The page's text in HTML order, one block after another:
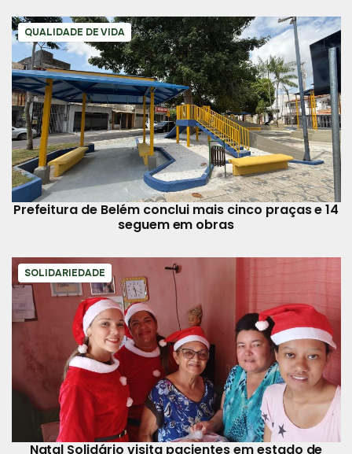
QUALIDADE DE VIDA
Prefeitura de Belém conclui mais cinco praças e 14
seguem em obras
SOLIDARIEDADE
Natal Solidário visita pacientes em estado de